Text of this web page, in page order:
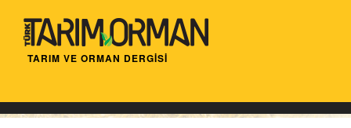
TARIM VE ORMAN DERGİSİ